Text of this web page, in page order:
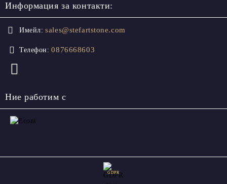
Информация за контакти:
Имейл: sales@stefartstone.com
Телефон: 0876668603
Ние работим с
GDPR